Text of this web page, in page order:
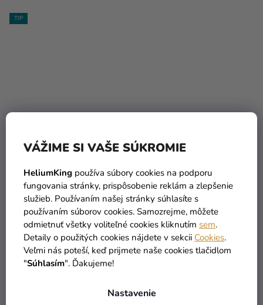
VÁŽIME SI VAŠE SÚKROMIE
HeliumKing používa súbory cookies na podporu
fungovania stránky, prispôsobenie reklám a zlepšenie
služieb. Používaním našej stránky súhlasíte s
používaním súborov cookies. Samozrejme, môžete
odmietnuť všetky voliteľné cookies kliknutím sem.
Detaily o použitých cookies nájdete v sekcii Cookies.
Veľmi nás poteší, keď prijmete naše cookies tlačidlom
"Súhlasím". Ďakujeme!
Nastavenie
TIP
Klaunsky nos
produktu
5,0
z
5
hviezdičiek.
0,90 €
1,39 € (–35 %)
DO KOŠÍKA
Kučeravá parochňa -
oranžová
6,90 €
DO KOŠÍKA
VÝPREDAJ